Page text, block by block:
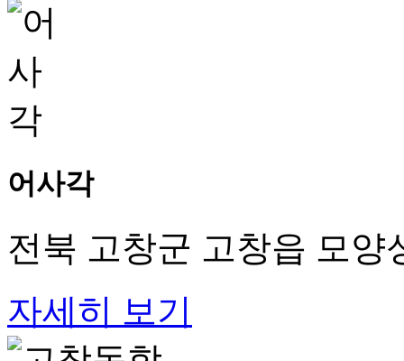
어사각
전북 고창군 고창읍 모양
자세히 보기